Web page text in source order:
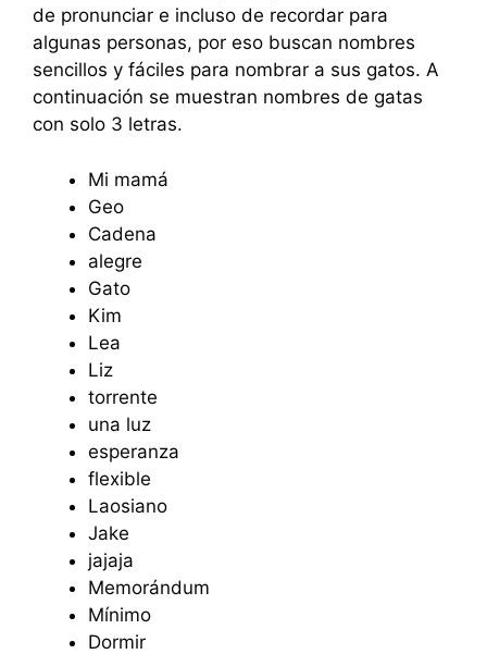
de pronunciar e incluso de recordar para
algunas personas, por eso buscan nombres
sencillos y fáciles para nombrar a sus gatos. A
continuación se muestran nombres de gatas
con solo 3 letras.
Mi mamá
Geo
Cadena
alegre
Gato
Kim
Lea
Liz
torrente
una luz
esperanza
flexible
Laosiano
Jake
jajaja
Memorándum
Mínimo
Dormir